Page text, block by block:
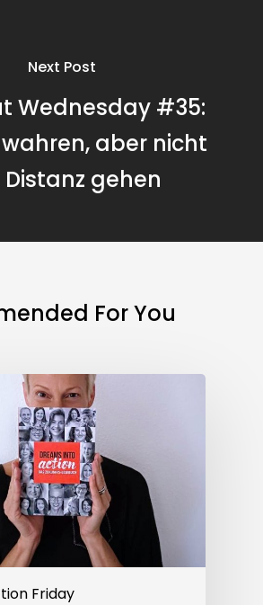
Next Post
Wednesday #35:
aber nicht
gehen
For You
Friday